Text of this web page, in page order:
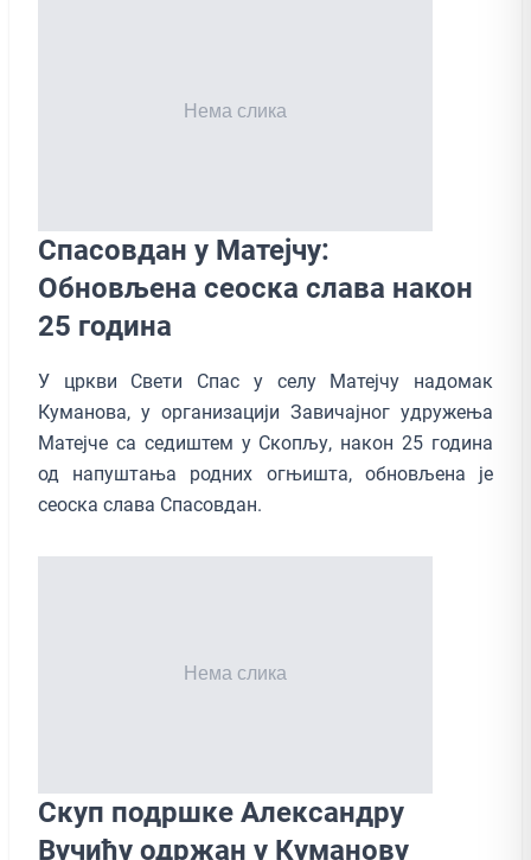
Спасовдан у Матејчу:
Обновљена сеоска слава након
25 година
У цркви Свети Спас у селу Матејчу надомак
Куманова, у организацији Завичајног удружења
Матејче са седиштем у Скопљу, након 25 година
од напуштања родних огњишта, обновљена је
сеоска слава Спасовдан.
Скуп подршке Александру
Вучићу одржан у Куманову